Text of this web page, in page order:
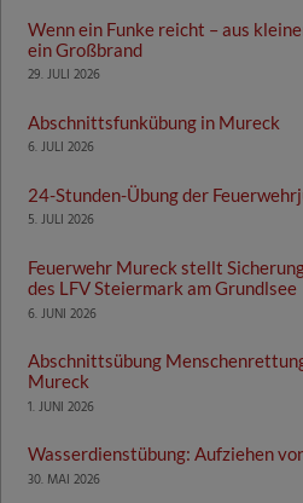
Wenn ein Funke reicht – aus
ein Großbrand
29. JULI 2026
Abschnittsfunkübung in Mureck
6. JULI 2026
24-Stunden-Übung der
5. JULI 2026
Feuerwehr Mureck stellt
des LFV Steiermark am Grundlsee
6. JUNI 2026
Abschnittsübung
Mureck
1. JUNI 2026
Wasserdienstübung: Aufziehen
30. MAI 2026